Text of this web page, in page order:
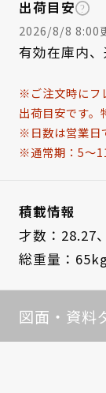
出荷目安
2026/8/8 8:00
有効在庫内
※ご注文時にフ
出荷目安です。
※日数は営業日
※通常期：5～
積載情報
才数：28.27、
総重量：65kg
図面・資料